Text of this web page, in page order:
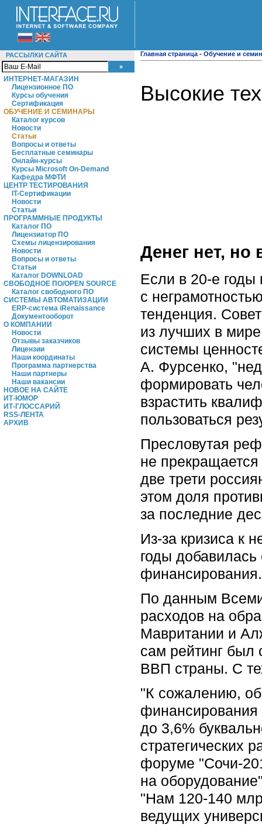
РАССЫЛКИ САЙТА
ИНТЕРНЕТ-МАГАЗИН
Лицензионное ПО
Курсы обучения
Сертификация
ОБУЧЕНИЕ И СЕМИНАРЫ
Каталог курсов
Новости
Статьи
Вопросы и ответы
Бесплатные семинары
Онлайн-курсы
Курсы Microsoft On-Demand
Кафедра МФТИ
ЦЕНТР ТЕСТИРОВАНИЯ
IT-Сертификации
Новости
Статьи
ПРОГРАММНЫЕ ПРОДУКТЫ
Каталог ПО
Лицензиатор ПО
Схемы лицензирования
Новости
Вопросы и ответы
Статьи
Каталог DOWNLOAD
СВОБОДНОЕ ПО/OPEN SOURCE
Каталог свободного ПО
СИСТЕМЫ АВТОМАТИЗАЦИИ
ERP-система iRenaissance
Документооборот
О КОМПАНИИ
Новости
Отзывы заказчиков
Лицензии
Наши координаты
Программа партнерства
Наши партнеры
Наши вакансии
НОВОЕ НА САЙТЕ
ИТ-ЮМОР
ИТ-ГЛОССАРИЙ
RSS-ЛЕНТА
АРХИВ
Главная страница - Обучение и
Высокие
Денег нет, но
Если в 20-е годы
с
тенденция.
из лучших в
системы
А. Фурсенко,
формировать
взрастить
пользоваться
Пресловутая
не
две трети
этом доля
за последние
Из-за кризиса к
годы
финансирования.
По данным
расходов на
Мавритании и
сам рейтинг был
ВВП страны. С
"К сожалению,
финансирования
до 3,6%
стратегических
форуме "Сочи-
на
"Нам 120-140
ведущих